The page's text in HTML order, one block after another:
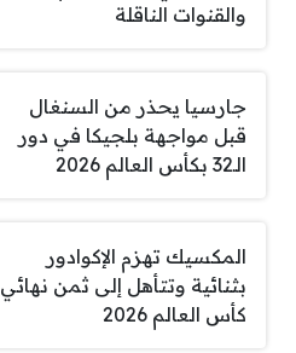
والقنوات الناقلة
جارسيا يحذر من السنغال
قبل مواجهة بلجيكا في دور
الـ32 بكأس العالم 2026
المكسيك تهزم الإكوادور
بثنائية وتتأهل إلى ثمن نهائي
كأس العالم 2026